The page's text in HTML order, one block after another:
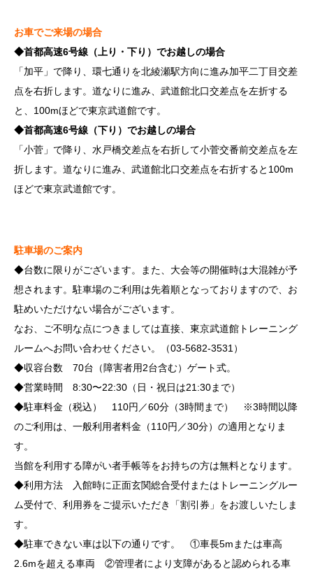
お車でご来場の場合
◆首都高速6号線（上り・下り）でお越しの場合
「加平」で降り、環七通りを北綾瀬駅方向に進み加平二丁目交差
点を右折します。道なりに進み、武道館北口交差点を左折する
と、100mほどで東京武道館です。
◆首都高速6号線（下り）でお越しの場合
「小菅」で降り、水戸橋交差点を右折して小菅交番前交差点を左
折します。道なりに進み、武道館北口交差点を右折すると100m
ほどで東京武道館です。
駐車場のご案内
◆台数に限りがございます。また、大会等の開催時は大混雑が予
想されます。駐車場のご利用は先着順となっておりますので、お
駐めいただけない場合がございます。
なお、ご不明な点につきましては直接、東京武道館トレーニング
ルームへお問い合わせください。（03-5682-3531）
◆収容台数 70台（障害者用2台含む）ゲート式。
◆営業時間 8:30〜22:30（日・祝日は21:30まで）
◆駐車料金（税込） 110円／60分（3時間まで） ※3時間以降
のご利用は、一般利用者料金（110円／30分）の適用となりま
す。
当館を利用する障がい者手帳等をお持ちの方は無料となります。
◆利用方法 入館時に正面玄関総合受付またはトレーニングルー
ム受付で、利用券をご提示いただき「割引券」をお渡しいたしま
す。
◆駐車できない車は以下の通りです。 ①車長5mまたは車高
2.6mを超える車両 ②管理者により支障があると認められる車